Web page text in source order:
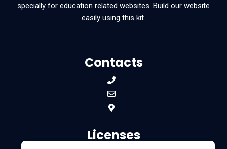
specially for education related websites. Build our website
easily using this kit.
Contacts
Licenses